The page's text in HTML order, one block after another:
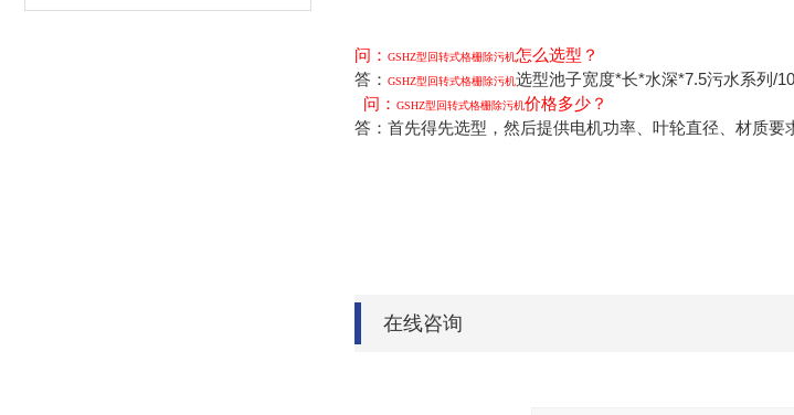
问： GSHZ型回转式格栅除污机怎么选型？
答： GSHZ型回转式格栅除污机选型池子宽度*长*水深*7.5污水系列/
问： GSHZ型回转式格栅除污机价格多少？
答：首先得先选型，然后提供电机功率、叶轮直径、材质要
在线咨询